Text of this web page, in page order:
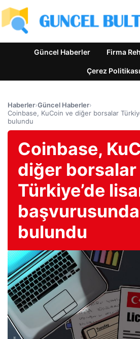
Güncel Haberler Firma
Çerez Politikası
Haberler›Güncel Haberler›
Coinbase, KuCoin ve diğer borsalar
bulundu
Coinbase,
diğer borsalar
Türkiye’de
başvurusunda
bulundu